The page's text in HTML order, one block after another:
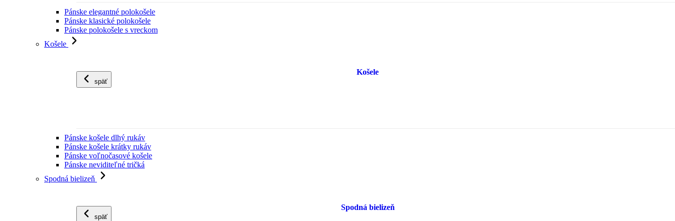
Pánske elegantné polokošele
Pánske klasické polokošele
Pánske polokošele s vreckom
Košele
späť
Košele
Pánske košele dlhý rukáv
Pánske košele krátky rukáv
Pánske voľnočasové košele
Pánske neviditeľné tričká
Spodná bielizeň
späť
Spodná bielizeň